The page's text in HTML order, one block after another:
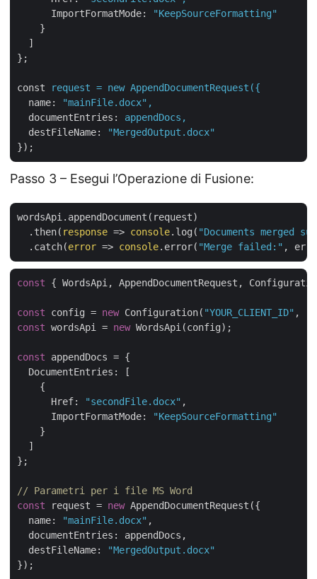
ImportFormatMode:
"KeepSourceFormatting"
}
]
};
const
request = new AppendDocumentRequest({
name:
"mainFile.docx",
documentEntries : appendDocs,
destFileName:
"MergedOutput.docx"
});
Passo 3 – Esegui l’Operazione di Fusione:
wordsApi.appendDocument(request)
  .then(
response => console.log( "Documents merged
  .catch(
error => console.error( "Merge failed:"
const { WordsApi, AppendDocumentRequest,
const config = new Configuration( "YOUR_CLIENT_ID" ,
const wordsApi = new WordsApi(config);
const appendDocs = {
DocumentEntries : [
    {
Href: "secondFile.docx" ,
ImportFormatMode:
"KeepSourceFormatting"
    }
  ]
};
// Parametri per i file MS Word
const request = new AppendDocumentRequest({
name: "mainFile.docx" ,
documentEntries : appendDocs,
destFileName:
"MergedOutput.docx"
});